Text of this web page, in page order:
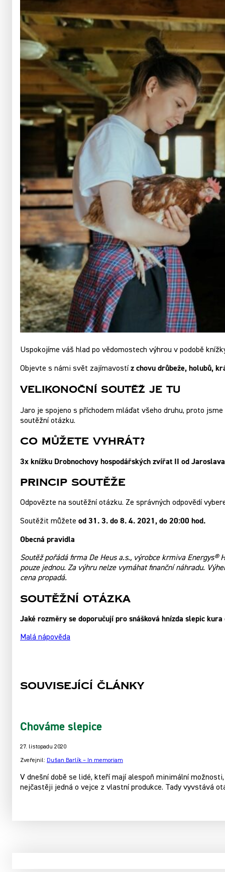
Uspokojíme váš hlad po vědomostech výhrou v podobě
Objevte s námi svět zajímavostí z chovu drůbeže, holubů,
Velikonoční Soutěž Je Tu
Jaro je spojeno s příchodem mláďat všeho druhu, proto
soutěžní otázku.
Co můžete vyhrát?
3x knížku Drobnochovy hospodářských zvířat II od
Princip soutěže
Odpovězte na soutěžní otázku. Ze správných odpovědí
Soutěžit můžete od 31. 3. do 8. 4. 2021, do 20:00 hod.
Obecná pravidla
Soutěž pořádá firma De Heus a.s., výrobce krmiva
pouze jednou. Za výhru nelze vymáhat finanční náhradu.
cena propadá.
Soutěžní otázka
Jaké rozměry se doporučují pro snášková hnízda slepic kura
Malá nápověda
Související články
Chováme slepice
27. listopadu 2020
Zveřejnil: Dušan Barlík – In memoriam
V dnešní době se lidé, kteří mají alespoň minimální
nejčastěji jedná o vejce z vlastní produkce. Tady vyvstává